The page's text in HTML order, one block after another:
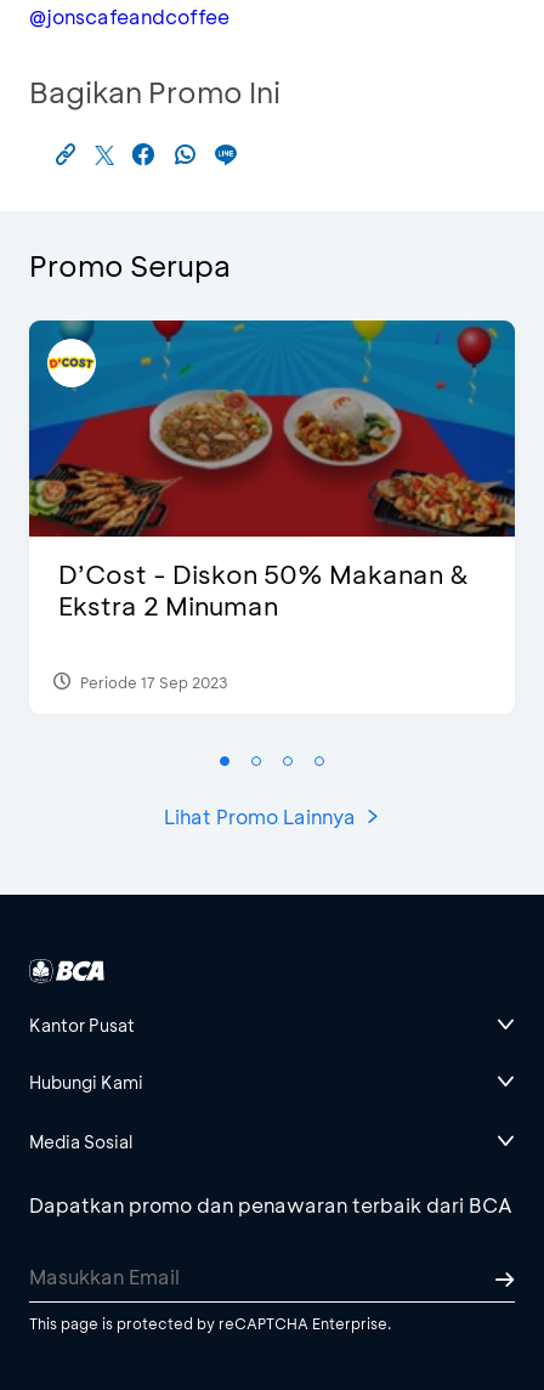
@jonscafeandcoffee
Bagikan Promo Ini
Promo Serupa
D’Cost - Diskon 50% Makanan &
Ekstra 2 Minuman
Periode 17 Sep 2023
Lihat Promo Lainnya
Kantor Pusat
Hubungi Kami
Media Sosial
Dapatkan promo dan penawaran terbaik dari BCA
This page is protected by reCAPTCHA Enterprise.